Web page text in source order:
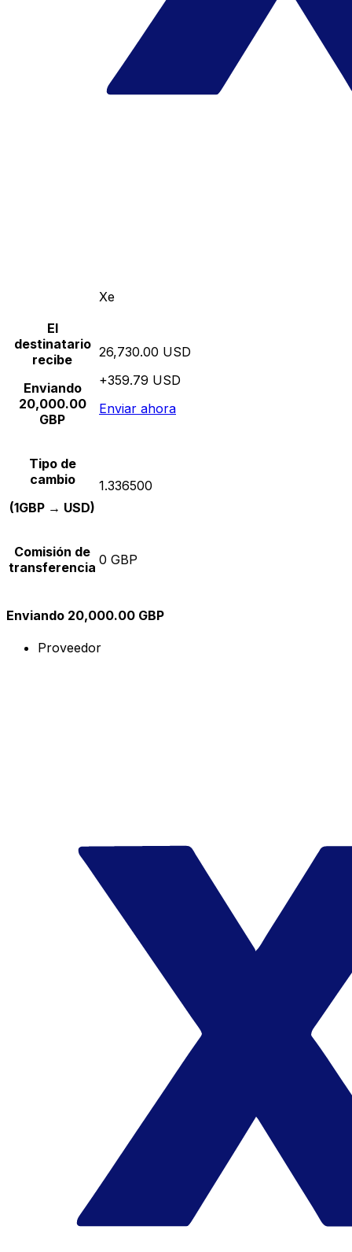
Xe
El
destinatario
recibe
Enviando
20,000.00
GBP
26,730.00 USD
+359.79 USD
Enviar ahora
Tipo de
cambio
(1GBP → USD)
1.336500
Comisión de
transferencia 0 GBP
Enviando 20,000.00 GBP
Proveedor